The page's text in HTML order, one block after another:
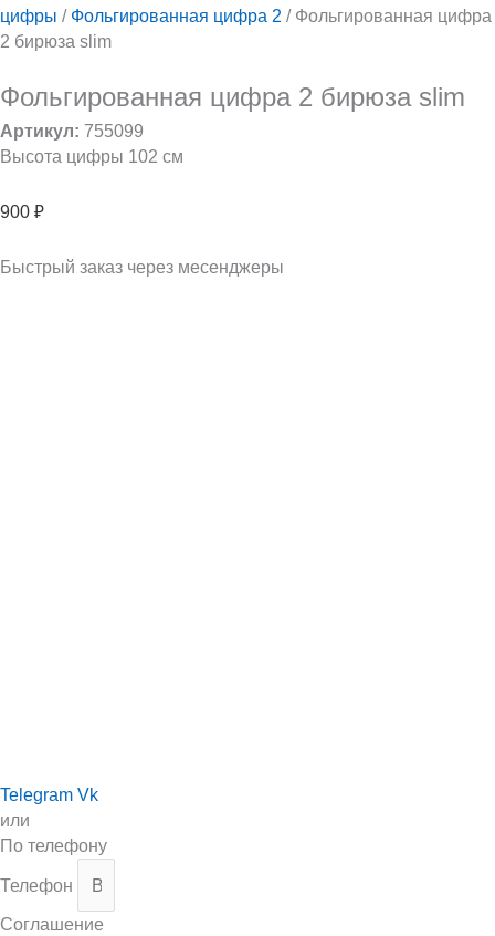
цифры / Фольгированная цифра 2 / Фольгированная цифра
2 бирюза slim
Фольгированная цифра 2 бирюза slim
Артикул: 755099
Высота цифры 102 см
900 ₽
Быстрый заказ через месенджеры
Telegram Vk
или
По телефону
Телефон
Соглашение